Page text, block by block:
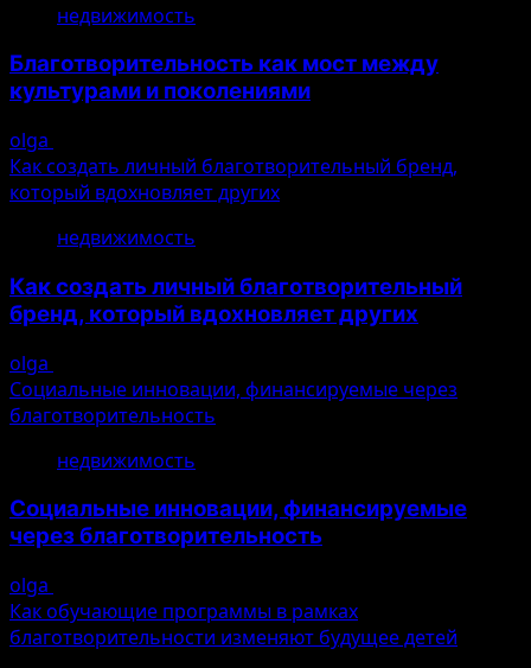
недвижимость
Благотворительность как мост между
культурами и поколениями
olga
Как создать личный благотворительный бренд,
который вдохновляет других
недвижимость
Как создать личный благотворительный
бренд, который вдохновляет других
olga
Социальные инновации, финансируемые через
благотворительность
недвижимость
Социальные инновации, финансируемые
через благотворительность
olga
Как обучающие программы в рамках
благотворительности изменяют будущее детей